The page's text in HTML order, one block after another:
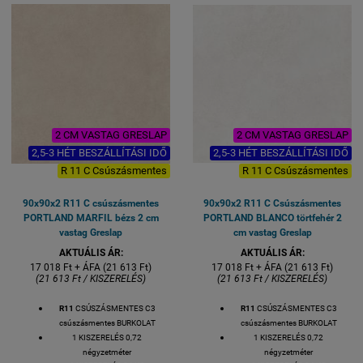
2 CM VASTAG GRESLAP
2,5-3 HÉT BESZÁLLÍTÁSI IDŐ
R 11 C Csúszásmentes
90x90x2 R11 C csúszásmentes
PORTLAND MARFIL bézs 2 cm
vastag Greslap
AKTUÁLIS ÁR:
17 018 Ft + ÁFA (21 613 Ft)
(21 613 Ft / KISZERELÉS)
R11 CSÚSZÁSMENTES C3
csúszásmentes BURKOLAT
1 KISZERELÉS 0,72
négyzetméter
2 CM VASTAG GRESLAP
2,5-3 HÉT BESZÁLLÍTÁSI IDŐ
R 11 C Csúszásmentes
90x90x2 R11 C Csúszásmentes
PORTLAND BLANCO törtfehér 2
cm vastag Greslap
AKTUÁLIS ÁR:
17 018 Ft + ÁFA (21 613 Ft)
(21 613 Ft / KISZERELÉS)
R11 CSÚSZÁSMENTES C3
csúszásmentes BURKOLAT
1 KISZERELÉS 0,72
négyzetméter